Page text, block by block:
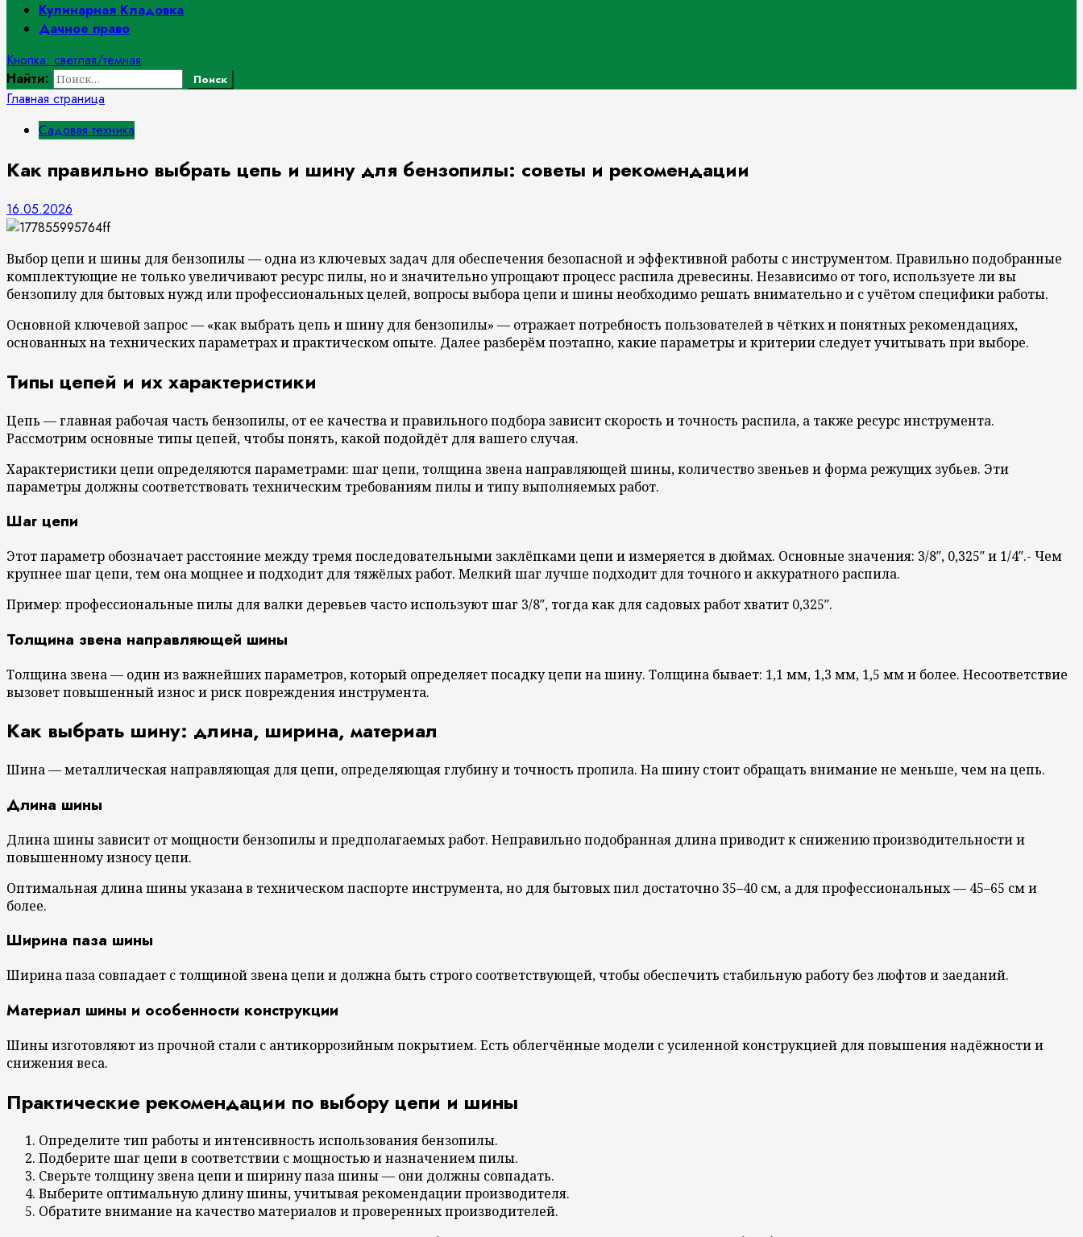
Кулинарная Кладовка
Дачное право
Кнопка: светлая/темная
Найти:
Главная страница
Садовая техника
Как правильно выбрать цепь и шину для бензопилы: советы и рекомендации
16.05.2026
Выбор цепи и шины для бензопилы — одна из ключевых задач для обеспечения безопасной и эффективной работы с инструментом. Правильно подобранные
комплектующие не только увеличивают ресурс пилы, но и значительно упрощают процесс распила древесины. Независимо от того, используете ли вы
бензопилу для бытовых нужд или профессиональных целей, вопросы выбора цепи и шины необходимо решать внимательно и с учётом специфики работы.
Основной ключевой запрос — «как выбрать цепь и шину для бензопилы» — отражает потребность пользователей в чётких и понятных рекомендациях,
основанных на технических параметрах и практическом опыте. Далее разберём поэтапно, какие параметры и критерии следует учитывать при выборе.
Типы цепей и их характеристики
Цепь — главная рабочая часть бензопилы, от ее качества и правильного подбора зависит скорость и точность распила, а также ресурс инструмента.
Рассмотрим основные типы цепей, чтобы понять, какой подойдёт для вашего случая.
Характеристики цепи определяются параметрами: шаг цепи, толщина звена направляющей шины, количество звеньев и форма режущих зубьев. Эти
параметры должны соответствовать техническим требованиям пилы и типу выполняемых работ.
Шаг цепи
Этот параметр обозначает расстояние между тремя последовательными заклёпками цепи и измеряется в дюймах. Основные значения: 3/8″, 0,325″ и 1/4″.- Чем
крупнее шаг цепи, тем она мощнее и подходит для тяжёлых работ. Мелкий шаг лучше подходит для точного и аккуратного распила.
Пример: профессиональные пилы для валки деревьев часто используют шаг 3/8″, тогда как для садовых работ хватит 0,325″.
Толщина звена направляющей шины
Толщина звена — один из важнейших параметров, который определяет посадку цепи на шину. Толщина бывает: 1,1 мм, 1,3 мм, 1,5 мм и более. Несоответствие
вызовет повышенный износ и риск повреждения инструмента.
Как выбрать шину: длина, ширина, материал
Шина — металлическая направляющая для цепи, определяющая глубину и точность пропила. На шину стоит обращать внимание не меньше, чем на цепь.
Длина шины
Длина шины зависит от мощности бензопилы и предполагаемых работ. Неправильно подобранная длина приводит к снижению производительности и
повышенному износу цепи.
Оптимальная длина шины указана в техническом паспорте инструмента, но для бытовых пил достаточно 35–40 см, а для профессиональных — 45–65 см и
более.
Ширина паза шины
Ширина паза совпадает с толщиной звена цепи и должна быть строго соответствующей, чтобы обеспечить стабильную работу без люфтов и заеданий.
Материал шины и особенности конструкции
Шины изготовляют из прочной стали с антикоррозийным покрытием. Есть облегчённые модели с усиленной конструкцией для повышения надёжности и
снижения веса.
Практические рекомендации по выбору цепи и шины
Определите тип работы и интенсивность использования бензопилы.
Подберите шаг цепи в соответствии с мощностью и назначением пилы.
Сверьте толщину звена цепи и ширину паза шины — они должны совпадать.
Выберите оптимальную длину шины, учитывая рекомендации производителя.
Обратите внимание на качество материалов и проверенных производителей.